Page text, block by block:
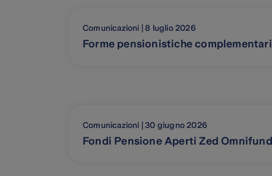
Comunicazioni | 8 luglio 2026
Forme pensionistiche
Comunicazioni | 30 giugno 2026
Fondi Pensione Aperti Zed